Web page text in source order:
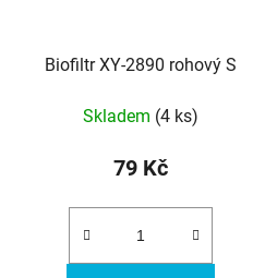
Biofiltr XY-2890 rohový S
Skladem (4 ks)
79 Kč